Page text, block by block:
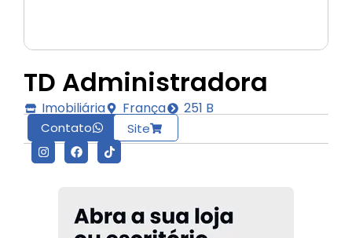
Imobiliária França 251 B
Contato Site
TD Administradora